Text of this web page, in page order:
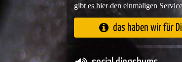
gibt es hier den einmaligen
das haben wir für